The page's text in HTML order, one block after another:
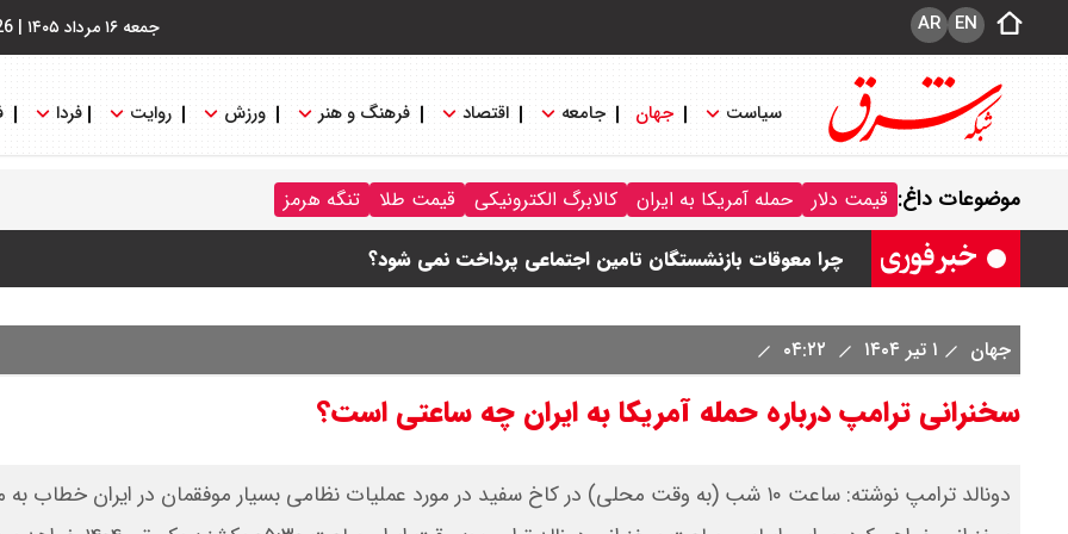
جمعه ۱۶ مرداد ۱۴۰۵ | EN
AR
سیاست جهان جامعه اقتصاد فرهنگ و هنر ورزش روایت فردا
موضوعات داغ: قیمت دلار حمله آمریکا به ایران کالابرگ الکترونیکی قیمت طلا تنگه هرمز
قیمت طلا ۱۸ عیار امروز جمعه ۱۶ مرداد ۱۴۰۵ اعلام شد/ طلا بر مدار صعود
قیمت نفت امروز جمعه ۱۶ مرداد ۱۴۰۵ / نفت صعودی شد + جدول
چرا معوقات بازنشستگان تامین اجتماعی پرداخت نمی شود؟
قیمت بیت کوین،تتر و اتریوم امروز جمعه ۱۶ مرداد۱۴۰۵ / قیمت بیت کوین چند؟ + جدول
جهان ۱ تیر ۱۴۰۴
سخنرانی ترامپ درباره حمله آمریکا به ایران چه ساعتی است؟
دونالد ترامپ نوشته: ساعت ۱۰ شب (به وقت محلی) در کاخ سفید در مورد عملیات نظامی بسیار موفقمان در ایران خطاب